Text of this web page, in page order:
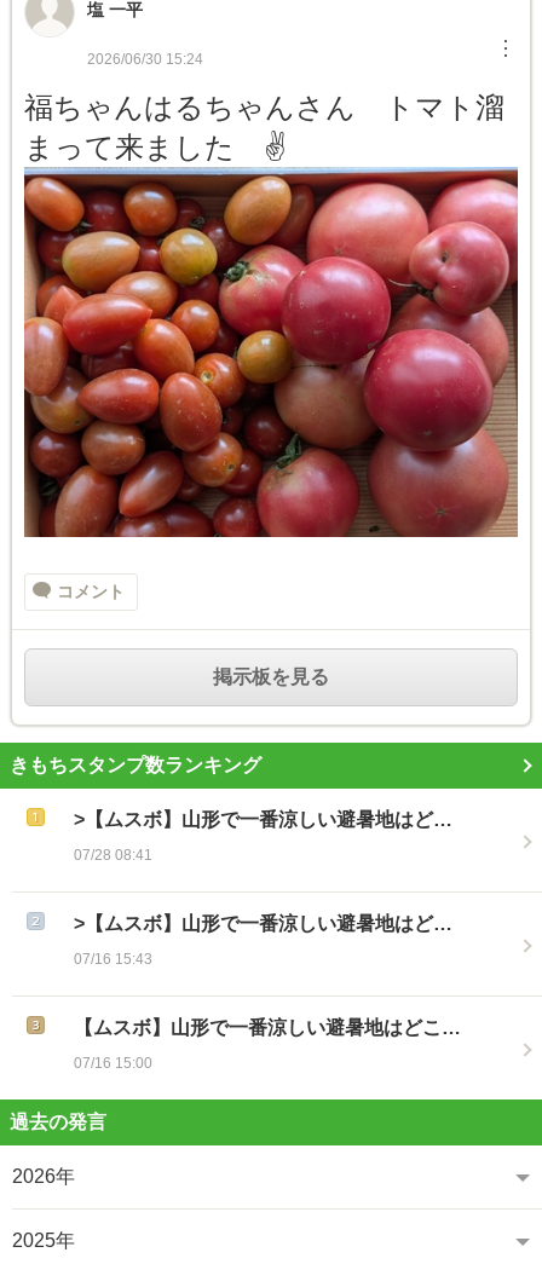
塩 一平
2026/06/30 15:24 ︙
福ちゃんはるちゃんさん トマト溜
まって来ました ✌️
コメント
掲示板を見る
きもちスタンプ数ランキング
>【ムスボ】山形で一番涼しい避暑地はど…
07/28 08:41
>【ムスボ】山形で一番涼しい避暑地はど…
07/16 15:43
【ムスボ】山形で一番涼しい避暑地はどこ…
07/16 15:00
過去の発言
2026年
2025年